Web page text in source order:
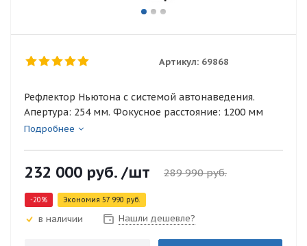
Артикул: 69868
Рефлектор Ньютона с системой автонаведения.
Апертура: 254 мм. Фокусное расстояние: 1200 мм
Подробнее
232 000 руб. /шт 289 990руб.
-20% Экономия 57 990 руб.
в наличии Нашли дешевле?